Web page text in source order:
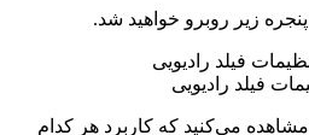
زیر روبرو خواهید شد.
فیلد رادیویی
مشاهده می‌کنید که کاربرد هر کدام